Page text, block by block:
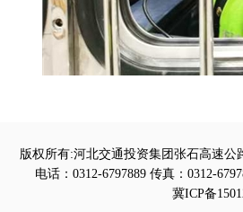
版权所有:河北交通投资集团张石高速公
电话：0312-6797889 传真：0312-
冀ICP备